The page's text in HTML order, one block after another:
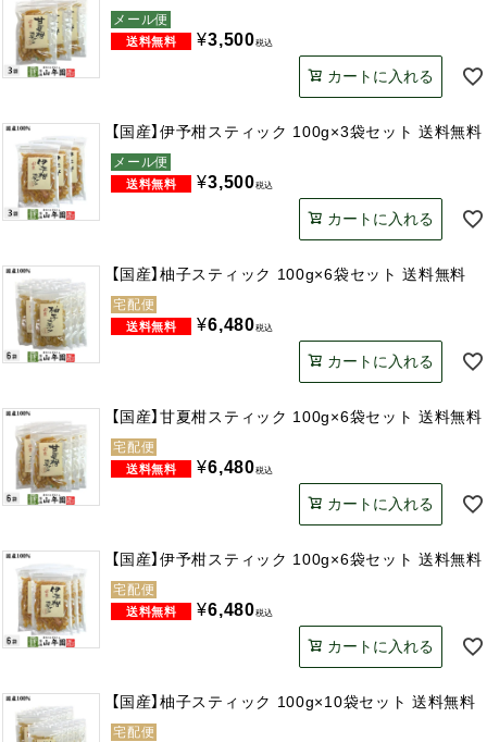
メール便
¥3,500税込
カートに入れる
【国産】伊予柑スティック 100g×3袋セット 送料無料
メール便
¥3,500税込
カートに入れる
【国産】柚子スティック 100g×6袋セット 送料無料
宅配便
¥6,480税込
カートに入れる
【国産】甘夏柑スティック 100g×6袋セット 送料無料
宅配便
¥6,480税込
カートに入れる
【国産】伊予柑スティック 100g×6袋セット 送料無料
宅配便
¥6,480税込
カートに入れる
【国産】柚子スティック 100g×10袋セット 送料無料
宅配便